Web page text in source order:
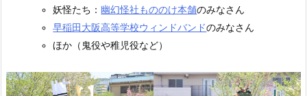
妖怪たち： 幽幻怪社もののけ本舗のみなさん
早稲田大阪高等学校ウィンドバンドのみなさん
ほか（鬼役や稚児役など）